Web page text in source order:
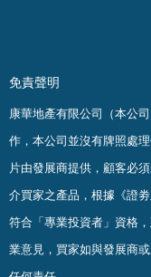
免責聲明
康華地產有限公司（本公
作，本公司並沒有牌照處
片由發展商提供，顧客必
介買家之產品，根據《證
符合「專業投資者」資格
業意見，買家如與發展商